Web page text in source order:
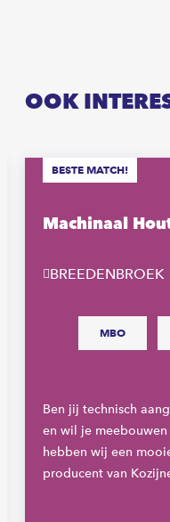
OOK
Machinaal
BREEDENBROEK
MBO
Ben jij technisch
en wil je
hebben wij een
producent van
BESTE MATCH!